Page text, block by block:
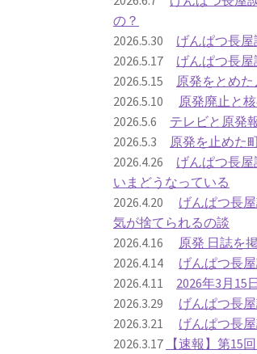
の？
2026.5.30 げんぱつ長
2026.5.17 げんぱつ長
2026.5.15 原発をとめ
2026.5.10 原発廃止と
2026.5.6 テレビと原発
2026.5.3 原発を止め
2026.4.26 げんぱつ長
いまどうなっている
2026.4.20 げんぱつ長
気が捨てられるの談
2026.4.16 原発 日誌を
2026.4.14 げんぱつ長
2026.4.11 2026年3月15
2026.3.29 げんぱつ長
2026.3.21 げんぱつ長
2026.3.17
【速報】第15